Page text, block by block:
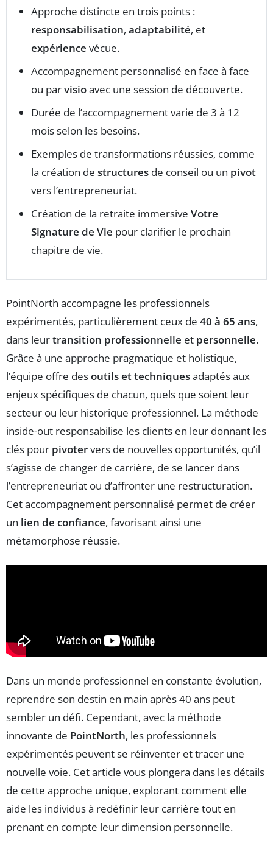
Approche distincte en trois points :
responsabilisation, adaptabilité, et
expérience vécue.
Accompagnement personnalisé en face à face
ou parvisioavec une session de découverte.
Durée de l’accompagnement varie de 3 à 12
mois selon les besoins.
Exemples de transformations réussies, comme
la création de structures de conseil ou un pivot
vers l’entrepreneuriat.
Création de la retraite immersive Votre
Signature de Vie pour clarifier le prochain
chapitre de vie.
PointNorth accompagne les professionnels
expérimentés, particulièrement ceux de 40 à 65 ans,
dans leurtransition professionnelle et personnelle.
Grâce à une approche pragmatique et holistique,
l’équipe offre desoutils et techniquesadaptés aux
enjeux spécifiques de chacun, quels que soient leur
secteur ou leur historique professionnel. La méthode
inside-out responsabilise les clients en leur donnant les
clés pour pivotervers de nouvelles opportunités, qu’il
s’agisse de changer de carrière, de se lancer dans
l’entrepreneuriat ou d’affronter une restructuration.
Cet accompagnement personnalisé permet de créer
un lien de confiance, favorisant ainsi une
métamorphose réussie.
Dans un monde professionnel en constante évolution,
reprendre son destin en main après 40 ans peut
sembler un défi. Cependant, avec la méthode
innovante de PointNorth, les professionnels
expérimentés peuvent se réinventer et tracer une
nouvelle voie. Cet article vous plongera dans les détails
de cette approche unique, explorant comment elle
aide les individus à redéfinir leur carrière tout en
prenant en compte leur dimension personnelle.